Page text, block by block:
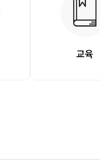
교육